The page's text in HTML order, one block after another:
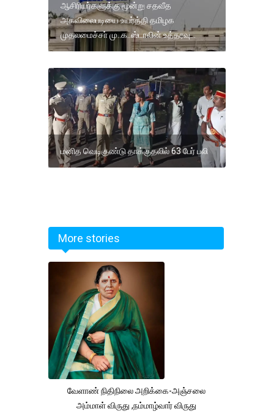
ஆசிரியர்களுக்கு மூன்று சதவீத
அகவிலைபடியை உயர்த்தி தமிழக
முதலமைச்சா் மு..க..ஸ்டாலின் உத்தரவு...
மனித வெடிகுண்டு தாக்குதலில் 63 பேர் பலி
More stories
வேளாண் நிதிநிலை அறிக்கை-அஞ்சலை
அம்மாள் விருது ,நம்மாழ்வார் விருது